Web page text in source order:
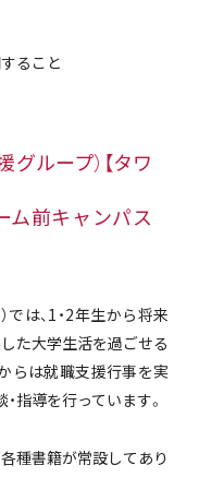
ること
ループ）【タワ
ム前キャンパス
は、1・2年生から将来
た大学生活を過ごせる
らは就職支援行事を実
指導を行っています。
種書籍が常設してあり